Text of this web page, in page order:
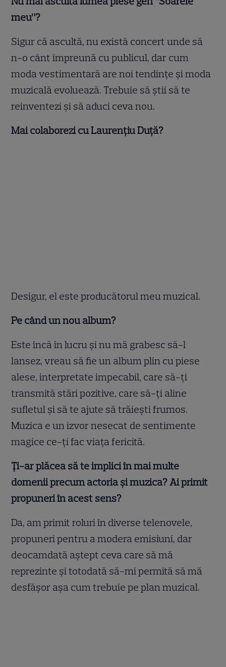
meu”?
Sigur că ascultă, nu există concert unde să
n-o cânt împreună cu publicul, dar cum
moda vestimentară are noi tendinţe şi moda
muzicală evoluează. Trebuie să ştii să te
reinventezi şi să aduci ceva nou.
Mai colaborezi cu Laurenţiu Duţă?
Desigur, el este producătorul meu muzical.
Pe când un nou album?
Este încă în lucru şi nu mă grabesc să-l
lansez, vreau să fie un album plin cu piese
alese, interpretate impecabil, care să-ţi
transmită stări pozitive, care să-ţi aline
sufletul şi să te ajute să trăieşti frumos.
Muzica e un izvor nesecat de sentimente
magice ce-ţi fac viaţa fericită.
Ţi-ar plăcea să te implici în mai multe
domenii precum actoria şi muzica? Ai primit
propuneri în acest sens?
Da, am primit roluri în diverse telenovele,
propuneri pentru a modera emisiuni, dar
deocamdată aştept ceva care să mă
reprezinte şi totodată să-mi permită să mă
desfăşor aşa cum trebuie pe plan muzical.